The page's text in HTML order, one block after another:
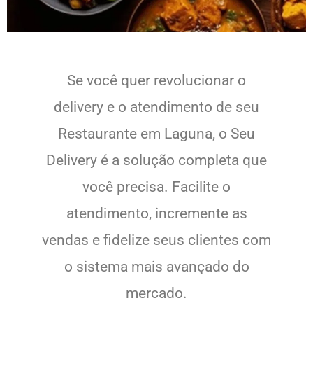
Se você quer revolucionar o
delivery e o atendimento de seu
Restaurante em Laguna, o Seu
Delivery é a solução completa que
você precisa. Facilite o
atendimento, incremente as
vendas e fidelize seus clientes com
o sistema mais avançado do
mercado.